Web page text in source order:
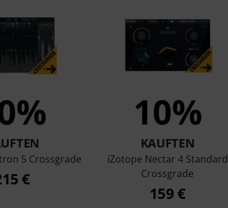
5 Crossgrade
€
10%
KAUFTEN
iZotope Nectar 4 Standard
Crossgrade
159 €